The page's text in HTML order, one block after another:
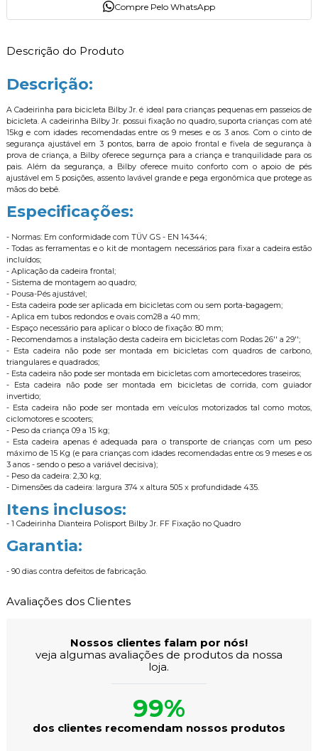
Compre Pelo WhatsApp
Descrição do Produto
Descrição:
A Cadeirinha para bicicleta Bilby Jr. é ideal para crianças pequenas em passeios de
bicicleta. A cadeirinha Bilby Jr. possui fixação no quadro, suporta crianças com até
15kg e com idades recomendadas entre os 9 meses e os 3 anos. Com o cinto de
segurança ajustável em 3 pontos, barra de apoio frontal e fivela de segurança à
prova de criança, a Bilby oferece segurnça para a criança e tranquilidade para os
pais. Além da segurança, a Bilby oferece muito conforto com o apoio de pés
ajustável em 5 posições, assento lavável grande e pega ergonômica que protege as
mãos do bebê.
Especificações:
- Normas: Em conformidade com TÜV GS - EN 14344;
- Todas as ferramentas e o kit de montagem necessários para fixar a cadeira estão
incluídos;
- Aplicação da cadeira frontal;
- Sistema de montagem ao quadro;
- Pousa-Pés ajustável;
- Esta cadeira pode ser aplicada em bicicletas com ou sem porta-bagagem;
- Aplica em tubos redondos e ovais com28 a 40 mm;
- Espaço necessário para aplicar o bloco de fixação: 80 mm;
- Recomendamos a instalação desta cadeira em bicicletas com Rodas 26'' a 29'';
- Esta cadeira não pode ser montada em bicicletas com quadros de carbono,
triangulares e quadrados;
- Esta cadeira não pode ser montada em bicicletas com amortecedores traseiros;
- Esta cadeira não pode ser montada em bicicletas de corrida, com guiador
invertido;
- Esta cadeira não pode ser montada em veículos motorizados tal como motos,
ciclomotores e scooters;
- Peso da criança 09 a 15 kg;
- Esta cadeira apenas é adequada para o transporte de crianças com um peso
máximo de 15 Kg (e para crianças com idades recomendadas entre os 9 meses e os
3 anos - sendo o peso a variável decisiva);
- Peso da cadeira: 2,30 kg;
- Dimensões da cadeira: largura 374 x altura 505 x profundidade 435.
Itens inclusos:
- 1 Cadeirinha Dianteira Polisport Bilby Jr. FF Fixação no Quadro
Garantia:
- 90 dias contra defeitos de fabricação.
Avaliações dos Clientes
Nossos clientes falam por nós!
veja algumas avaliações de produtos da nossa
loja.
99%
dos clientes recomendam nossos produtos